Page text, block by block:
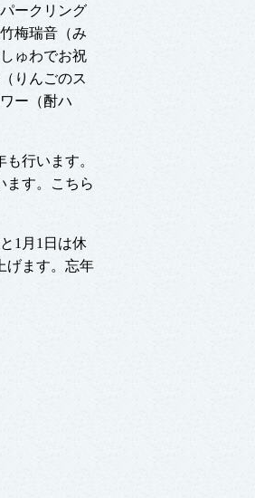
ークリング
梅瑞音（み
ゅわでお祝
りんごのス
ー（酎ハ
行います。
ます。こちら
1月1日は休
げます。忘年